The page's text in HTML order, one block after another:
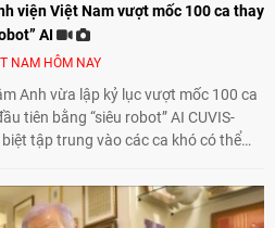
viện Việt Nam vượt mốc 100 ca thay
AI
NAM HÔM NAY
Anh vừa lập kỷ lục vượt mốc 100 ca
tiên bằng “siêu robot” AI CUVIS-
tập trung vào các ca khó có thể
người bệnh đang đối mặt nguy